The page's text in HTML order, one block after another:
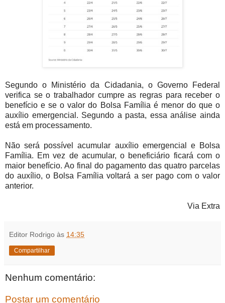
Segundo o Ministério da Cidadania, o Governo Federal
verifica se o trabalhador cumpre as regras para receber o
benefício e se o valor do Bolsa Família é menor do que o
auxílio emergencial. Segundo a pasta, essa análise ainda
está em processamento.
Não será possível acumular auxílio emergencial e Bolsa
Família. Em vez de acumular, o beneficiário ficará com o
maior benefício. Ao final do pagamento das quatro parcelas
do auxílio, o Bolsa Família voltará a ser pago com o valor
anterior.
Via Extra
Editor Rodrigo às 14:35
Compartilhar
Nenhum comentário:
Postar um comentário